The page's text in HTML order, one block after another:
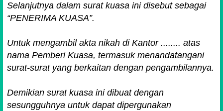
Selanjutnya dalam surat kuasa ini disebut sebagai
“PENERIMA KUASA”.
Untuk mengambil akta nikah di Kantor ........ atas
nama Pemberi Kuasa, termasuk menandatangani
surat-surat yang berkaitan dengan pengambilannya.
Demikian surat kuasa ini dibuat dengan
sesungguhnya untuk dapat dipergunakan